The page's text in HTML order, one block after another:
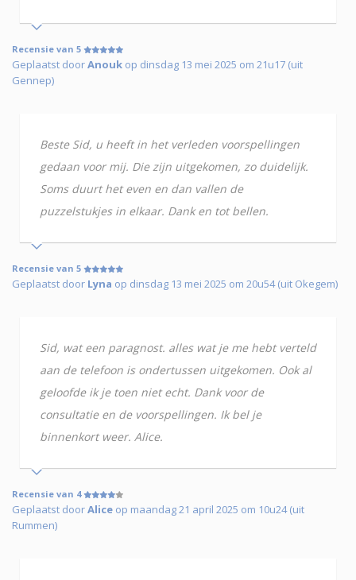
Recensie van 5
Geplaatst doorAnouk op dinsdag 13 mei 2025 om 21u17 (uit
Gennep)
Beste Sid, u heeft in het verleden voorspellingen
gedaan voor mij. Die zijn uitgekomen, zo duidelijk.
Soms duurt het even en dan vallen de
puzzelstukjes in elkaar. Dank en tot bellen.
Recensie van 5
Geplaatst door Lyna op dinsdag 13 mei 2025 om 20u54 (uit Okegem)
Sid, wat een paragnost. alles wat je me hebt verteld
aan de telefoon is ondertussen uitgekomen. Ook al
geloofde ik je toen niet echt. Dank voor de
consultatie en de voorspellingen. Ik bel je
binnenkort weer. Alice.
Recensie van 4
Geplaatst doorAlice op maandag 21 april 2025 om 10u24 (uit
Rummen)